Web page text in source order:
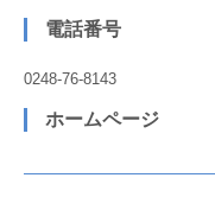
電話番号
0248-76-8143
ホームページ